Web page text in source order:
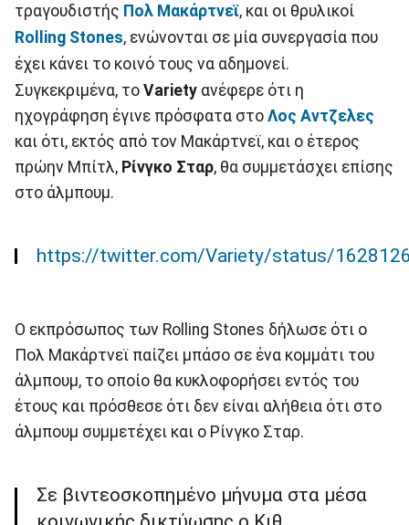
τραγουδιστής Πολ Μακάρτνεϊ, και οι θρυλικοί
Rolling Stones, ενώνονται σε μία συνεργασία που
έχει κάνει το κοινό τους να αδημονεί.
Συγκεκριμένα, το Variety ανέφερε ότι η
ηχογράφηση έγινε πρόσφατα στο Λος Αντζελες
και ότι, εκτός από τον Μακάρτνεϊ, και ο έτερος
πρώην Μπίτλ, Ρίνγκο Σταρ, θα συμμετάσχει επίσης
στο άλμπουμ.
https://twitter.com/Variety/status/
Ο εκπρόσωπος των Rolling Stones δήλωσε ότι ο
Πολ Μακάρτνεϊ παίζει μπάσο σε ένα κομμάτι του
άλμπουμ, το οποίο θα κυκλοφορήσει εντός του
έτους και πρόσθεσε ότι δεν είναι αλήθεια ότι στο
άλμπουμ συμμετέχει και ο Ρίνγκο Σταρ.
Σε βιντεοσκοπημένο μήνυμα στα μέσα